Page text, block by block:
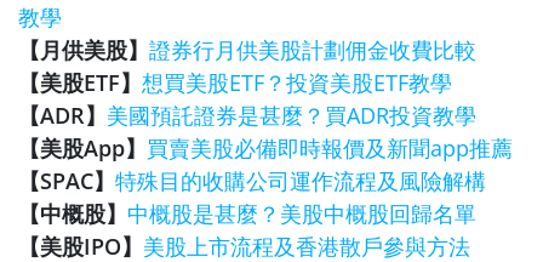
教學
【月供美股】 證券行月供美股計劃佣金收費比較
【美股ETF】 想買美股ETF？投資美股ETF教學
【ADR】 美國預託證券是甚麼？買ADR投資教學
【美股App】 買賣美股必備即時報價及新聞app推薦
【SPAC】 特殊目的收購公司運作流程及風險解構
【中概股】 中概股是甚麼？美股中概股回歸名單
【美股IPO】 美股上市流程及香港散戶參與方法